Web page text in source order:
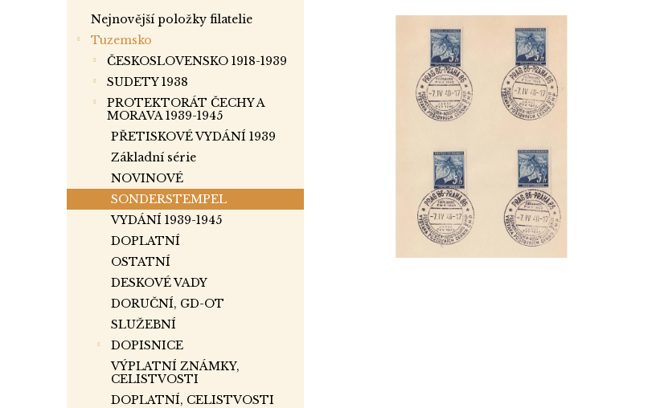
Nejnovější položky filatelie
Tuzemsko
ČESKOSLOVENSKO 1918-1939
SUDETY 1938
PROTEKTORÁT ČECHY A
MORAVA 1939-1945
PŘETISKOVÉ VYDÁNÍ 1939
Základní série
NOVINOVÉ
SONDERSTEMPEL
VYDÁNÍ 1939-1945
DOPLATNÍ
OSTATNÍ
DESKOVÉ VADY
DORUČNÍ, GD-OT
SLUŽEBNÍ
DOPISNICE
VÝPLATNÍ ZNÁMKY,
CELISTVOSTI
DOPLATNÍ, CELISTVOSTI